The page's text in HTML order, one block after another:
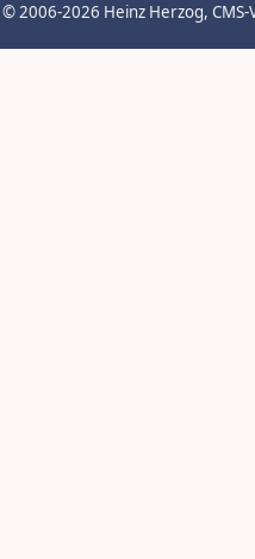
© 2006-2026 Heinz Herzog,